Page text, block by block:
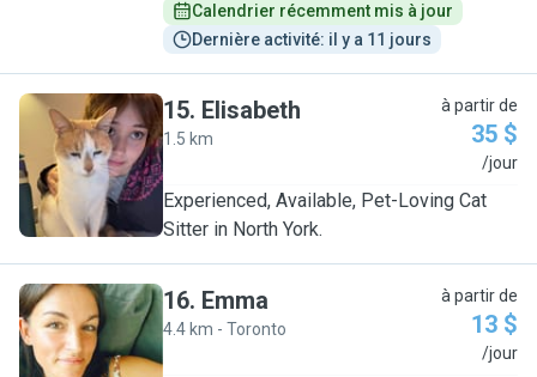
Calendrier récemment mis à jour
Dernière activité: il y a 11 jours
E
15. Elisabeth
1.5 km
à partir de
35 $
/jour
Experienced, Available, Pet-Loving Cat
Sitter in North York.
E
16. Emma
4.4 km - Toronto
à partir de
13 $
/jour